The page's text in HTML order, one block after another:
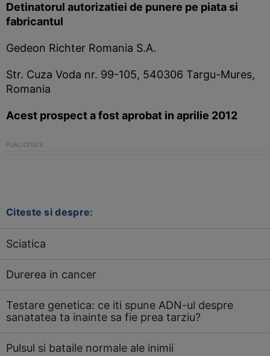
Detinatorul autorizatiei de punere pe piata si
fabricantul
Gedeon Richter Romania S.A.
Str. Cuza Voda nr. 99-105, 540306 Targu-Mures,
Romania
Acest prospect a fost aprobat in aprilie 2012
Citeste si despre:
Sciatica
Durerea in cancer
Testare genetica: ce iti spune ADN-ul despre
sanatatea ta inainte sa fie prea tarziu?
Pulsul si bataile normale ale inimii